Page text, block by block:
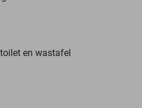
en wastafel